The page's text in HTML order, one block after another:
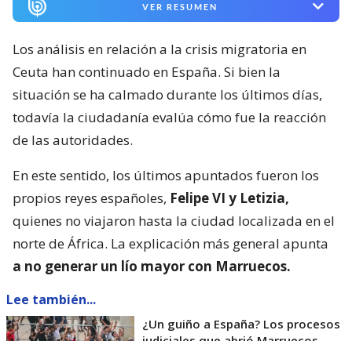
VER RESUMEN
Los análisis en relación a la crisis migratoria en
Ceuta han continuado en España. Si bien la
situación se ha calmado durante los últimos días,
todavía la ciudadanía evalúa cómo fue la reacción
de las autoridades.
En este sentido, los últimos apuntados fueron los
propios reyes españoles, Felipe VI y Letizia,
quienes no viajaron hasta la ciudad localizada en el
norte de África. La explicación más general apunta
a no generar un lío mayor con Marruecos.
Lee también...
¿Un guiño a España? Los procesos